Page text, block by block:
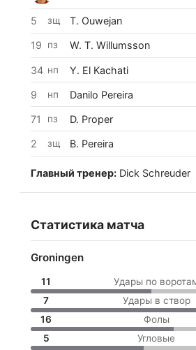
5 зщ T. Ouwejan
19 пз W. T. Willumsson
34 нп Y. El Kachati
9 нп Danilo Pereira
71 пз D. Proper
2 зщ B. Pereira
Главный тренер: Dick Schreuder
Статистика матча
Groningen
11 Удары по
7
Удары в створ
16
Фолы
5
Угловые